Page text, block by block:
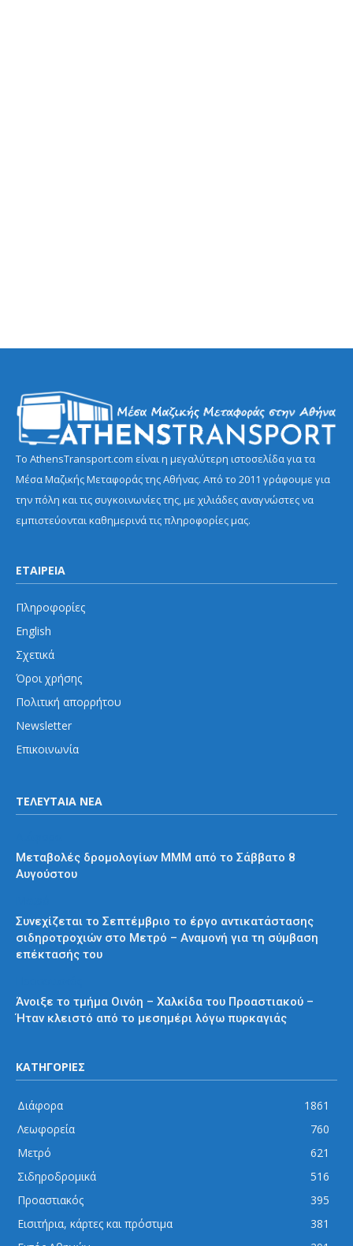
Το AthensTransport.com είναι η μεγαλύτερη ιστοσελίδα για τα
Μέσα Μαζικής Μεταφοράς της Αθήνας. Από το 2011 γράφουμε για
την πόλη και τις συγκοινωνίες της, με χιλιάδες αναγνώστες να
εμπιστεύονται καθημερινά τις πληροφορίες μας.
ΕΤΑΙΡΕΙΑ
Πληροφορίες
English
Σχετικά
Όροι χρήσης
Πολιτική απορρήτου
Newsletter
Επικοινωνία
ΤΕΛΕΥΤΑΙΑ ΝΕΑ
Μεταβολές δρομολογίων ΜΜΜ από το Σάββατο 8
Αυγούστου
Συνεχίζεται το Σεπτέμβριο το έργο αντικατάστασης
σιδηροτροχιών στο Μετρό – Αναμονή για τη σύμβαση
επέκτασής του
Άνοιξε το τμήμα Οινόη – Χαλκίδα του Προαστιακού –
Ήταν κλειστό από το μεσημέρι λόγω πυρκαγιάς
ΚΑΤΗΓΟΡΙΕΣ
Διάφορα
1861
Λεωφορεία
760
Μετρό
621
Σιδηροδρομικά
516
Προαστιακός
395
Εισιτήρια, κάρτες και πρόστιμα
381